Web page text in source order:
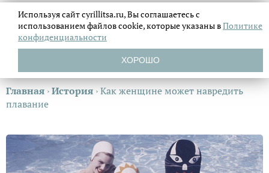
Главная ›История ›Как женщине может навредить
плавание
Используя сайт cyrillitsa.ru, Вы соглашаетесь с
использованием файловcookie, которые указаны вПолитике
конфиденциальности
ХОРОШО